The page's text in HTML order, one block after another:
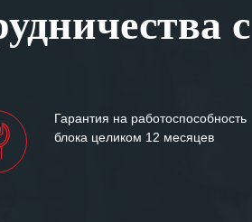
Гарантия на работоспособность
блока целиком 12 месяцев